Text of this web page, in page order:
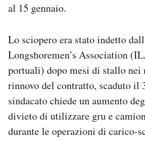
Regala il Post
Esci
al 15 gennaio.
Lo sciopero era stato indetto
Longshoremen’s Association
portuali) dopo mesi di stallo nei
rinnovo del contratto, scaduto il
sindacato chiede un aumento
divieto di utilizzare gru e
durante le operazioni di carico-